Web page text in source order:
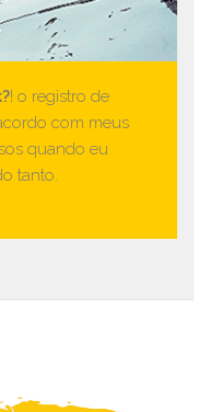
! o registro de
com meus
quando eu
tanto.